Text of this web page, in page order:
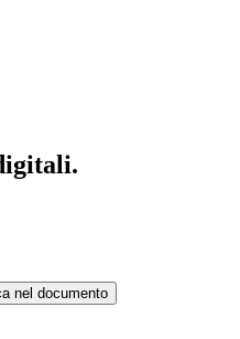
nel documento